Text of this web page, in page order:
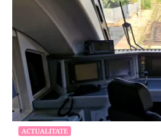
ACTUALITATE